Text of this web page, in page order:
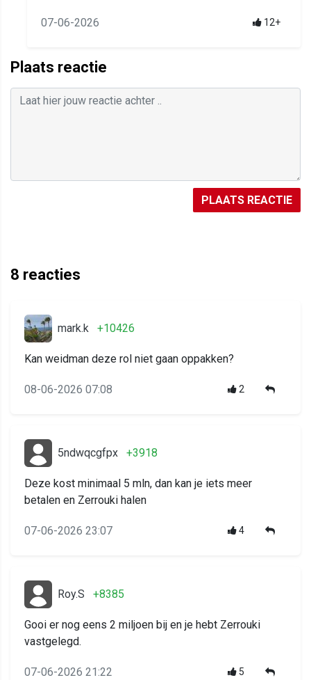
07-06-2026 12+
Plaats reactie
PLAATS REACTIE
8 reacties
mark.k +10426
Kan weidman deze rol niet gaan oppakken?
08-06-2026 07:08 2
5ndwqcgfpx +3918
Deze kost minimaal 5 mln, dan kan je iets meer
betalen en Zerrouki halen
07-06-2026 23:07 4
Roy.S +8385
Gooi er nog eens 2 miljoen bij en je hebt Zerrouki
vastgelegd.
07-06-2026 21:22 5